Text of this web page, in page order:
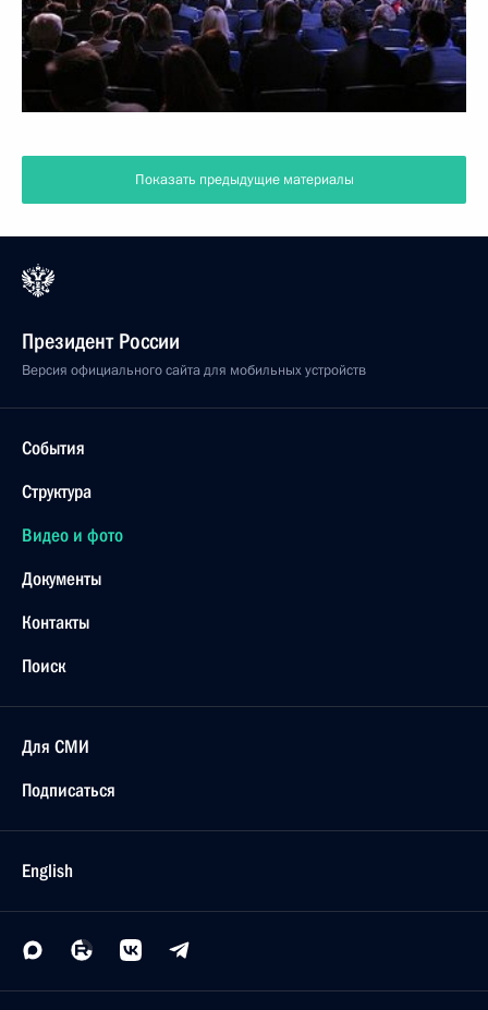
Показать предыдущие материалы
Президент России
Версия официального сайта для мобильных устройств
События
Структура
Видео и фото
Документы
Контакты
Поиск
Для СМИ
Подписаться
English